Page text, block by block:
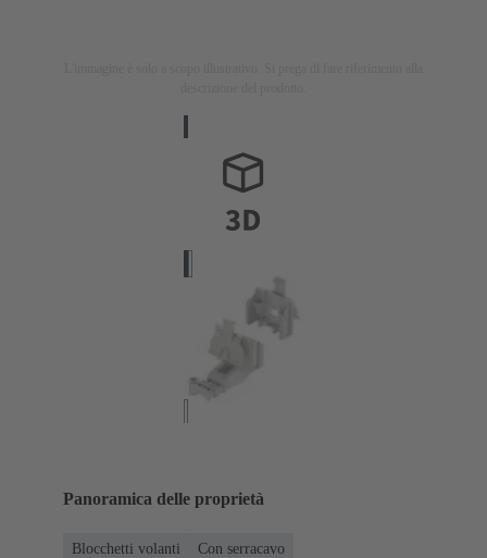
Panoramica delle proprietà
Blocchetti volanti
Con serracavo